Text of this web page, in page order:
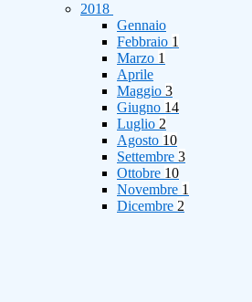
2018
Gennaio
Febbraio 1
Marzo 1
Aprile
Maggio 3
Giugno 14
Luglio 2
Agosto 10
Settembre 3
Ottobre 10
Novembre 1
Dicembre 2